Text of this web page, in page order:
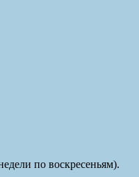
по воскресеньям).